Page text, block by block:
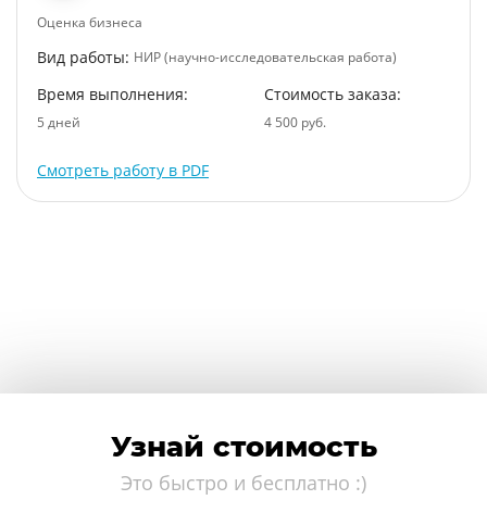
Оценка бизнеса
Вид работы: НИР (научно-исследовательская работа)
Время выполнения:
5 дней
Стоимость заказа:
4 500 руб.
Смотреть работу в PDF
Узнай стоимость
Это быстро и бесплатно :)